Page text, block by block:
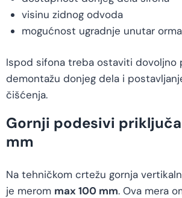
visinu zidnog odvoda
mogućnost ugradnje unutar
Ispod sifona treba ostaviti dovoljno
demontažu donjeg dela i
čišćenja.
Gornji podesivi
mm
Na tehničkom crtežu gornja
je merom max 100 mm. Ova mera